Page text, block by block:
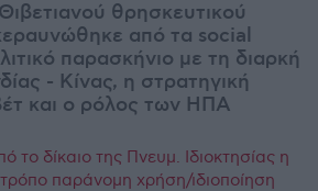
θρησκευτικού
από τα social
παρασκήνιο με τη διαρκή
- Κίνας, η στρατηγική
και ο ρόλος των ΗΠΑ
το δίκαιο της Πνευμ. Ιδιοκτησίας η
παράνομη χρήση/ιδιοποίηση